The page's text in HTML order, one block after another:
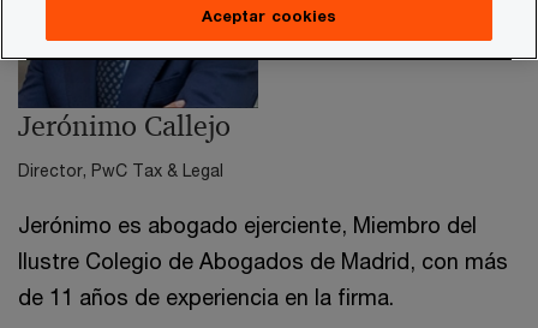
Jerónimo Callejo
Director, PwC Tax & Legal
Jerónimo es abogado ejerciente, Miembro del
Ilustre Colegio de Abogados de Madrid, con más
de 11 años de experiencia en la firma.
Aceptar cookies